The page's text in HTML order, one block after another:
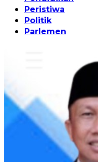
Peristiwa
Politik
Parlemen